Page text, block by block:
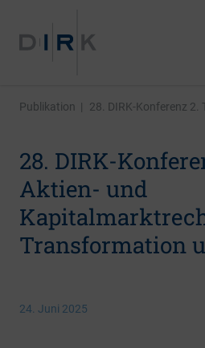
Publikation | 28. DIRK-Konferenz 2.
28. DIRK-
Aktien- und
Transformation
24. Juni 2025